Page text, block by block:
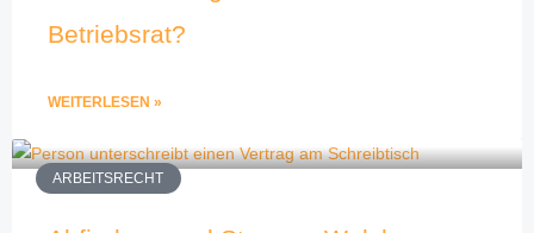
Betriebsrat?
WEITERLESEN »
ARBEITSRECHT